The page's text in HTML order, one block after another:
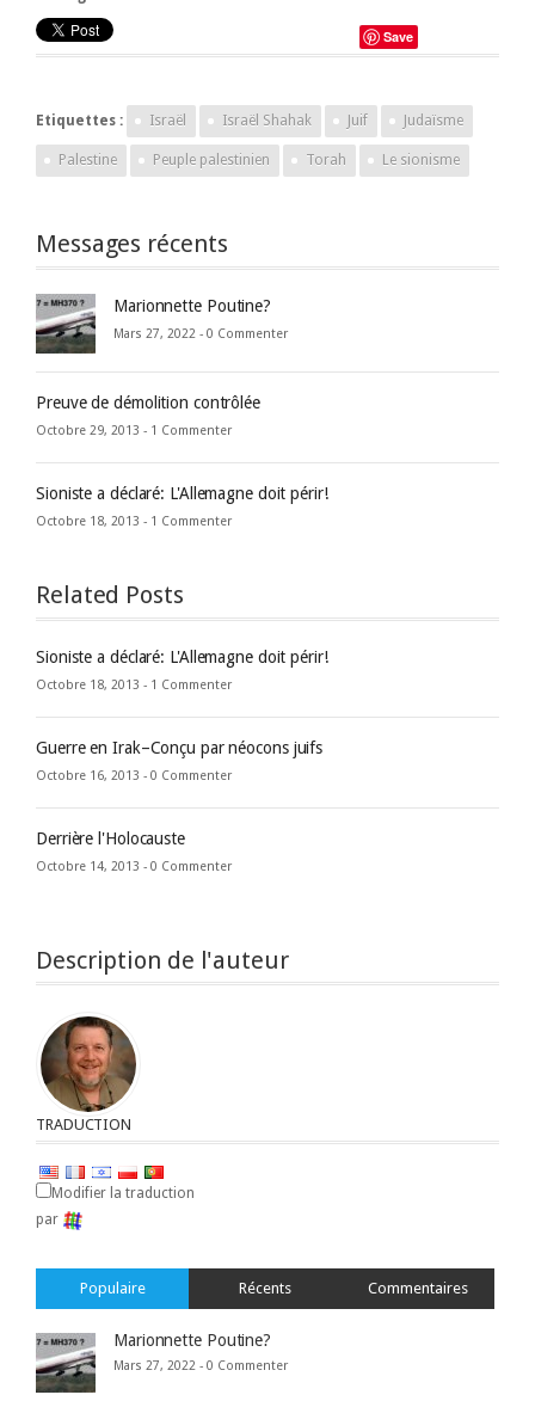
Save
Etiquettes : Israël Israël Shahak Juif Judaïsme
Palestine Peuple palestinien Torah Le sionisme
Messages récents
Marionnette Poutine?
Mars 27, 2022 - 0 Commenter
Preuve de démolition contrôlée
Octobre 29, 2013 - 1 Commenter
Sioniste a déclaré: L'Allemagne doit périr!
Octobre 18, 2013 - 1 Commenter
Related Posts
Sioniste a déclaré: L'Allemagne doit périr!
Octobre 18, 2013 - 1 Commenter
Guerre en Irak–Conçu par néocons juifs
Octobre 16, 2013 - 0 Commenter
Derrière l'Holocauste
Octobre 14, 2013 - 0 Commenter
Description de l'auteur
TRADUCTION
Modifier la traduction
par
Populaire Récents Commentaires
Marionnette Poutine?
Mars 27, 2022 - 0 Commenter